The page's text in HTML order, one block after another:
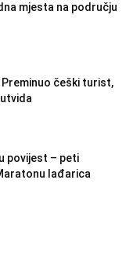
mjesta na području
češki turist,
povijest – peti
lađarica